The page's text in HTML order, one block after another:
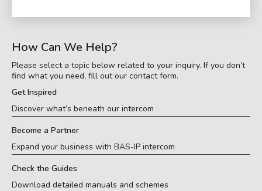
How Can We Help?
Please select a topic below related to your inquiry. If you don’t
find what you need, fill out our contact form.
Get Inspired
Discover what’s beneath our intercom
Become a Partner
Expand your business with BAS-IP intercom
Check the Guides
Download detailed manuals and schemes